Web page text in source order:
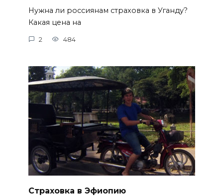
Нужна ли россиянам страховка в Уганду?
Какая цена на
2 484
Страховка в Эфиопию